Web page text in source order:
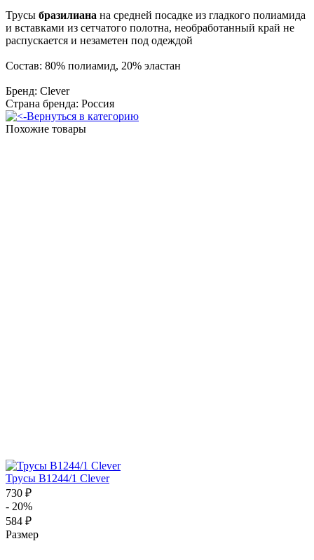
Трусы бразилиана на средней посадке из гладкого полиамида
и вставками из сетчатого полотна, необработанный край не
распускается и незаметен под одеждой
Состав: 80% полиамид, 20% эластан
Бренд: Clever
Страна бренда: Россия
Вернуться в категорию
Похожие товары
Трусы B1244/1 Clever
730 ₽
- 20%
584 ₽
Размер